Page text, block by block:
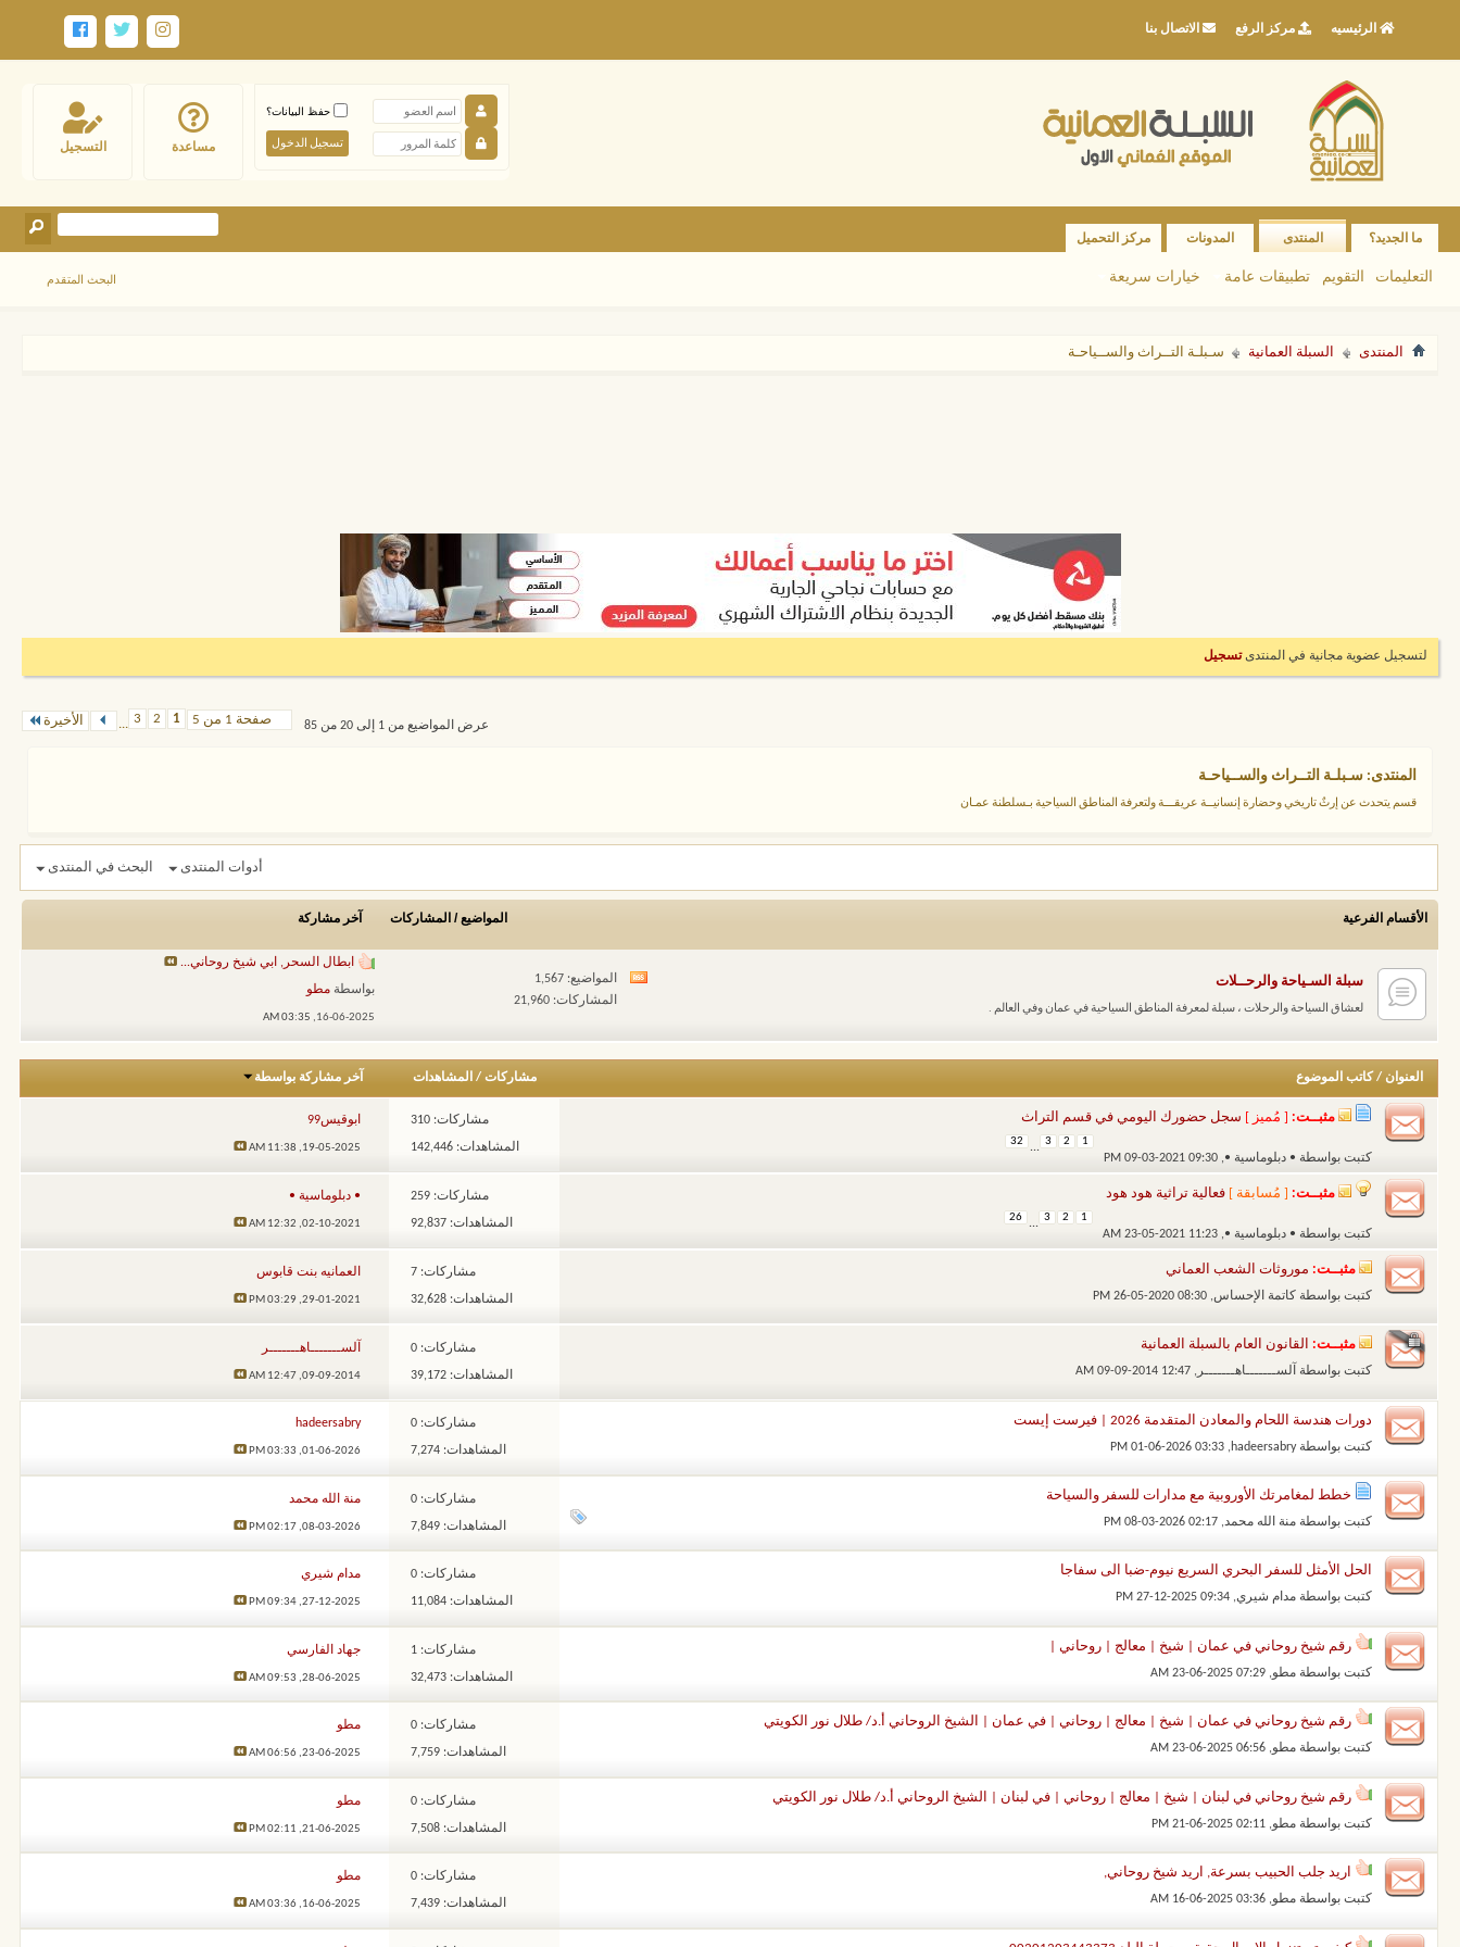
الرئيسيه مركز الرفع الاتصال بنا
التسجيل مساعدة
حفظ البيانات؟
ما الجديد؟ المنتدى
التعليمات التقويم تطبيقات عامة خيارات سريعة
المدونات مركز التحميل
البحث المتقدم
المنتدى السبلة العمانية سـبلـة التــراث والســياحـة
لتسجيل عضوية مجانية في المنتدىتسجيل
صفحة 1 من 5 1
2
3
... الأخيرة عرض المواضيع من 1 إلى 20 من 85
المنتدى: سـبلـة التــراث والســياحـة
قسم يتحدث عن إرثٌ تاريخي وحضارة إنسانيــة عريقـــة ولتعرفة المناطق السياحية بـسلطنة عمـان
أدوات المنتدى البحث في المنتدى
الأقسام الفرعية المواضيع / المشاركات آخر مشاركة
سبلة السـياحة والرحــلات
لعشاق السياحة والرحلات ، سبلة لمعرفة المناطق السياحية في عمان وفي العالم .
مشاهدة
هذا
المواضيع: 1,567
المشاركات: 21,960
ابطال السحر, ابي شيخ روحاني...
بواسطة مطو
16-06-2025,
03:35 AM
العنوان / كاتب الموضوع مشاركات/ المشاهدات آخر مشاركة بواسطة
مثبــت: [ مُميز ] سجل حضورك اليومي في قسم التراث
كتبت بواسطة • دبلوماسية •‏, 09-03-2021 09:30 PM
1
2
3
...
32
مشاركات: 310
المشاهدات: 142,446
ابوقيس99
19-05-2025,
11:38 AM
مثبــت: [ مُسابقة ] فعالية تراثية هود هود
كتبت بواسطة • دبلوماسية •‏, 23-05-2021 11:23 AM
1
2
3
...
26
مشاركات: 259
المشاهدات: 92,837
• دبلوماسية •
02-10-2021,
12:32 AM
مثبــت: موروثات الشعب العماني
كتبت بواسطة كاتمة الإحساس‏, 26-05-2020 08:30 PM
مشاركات: 7
المشاهدات: 32,628
العمانيه بنت قابوس
29-01-2021,
03:29 PM
مثبــت: القانون العام بالسبلة العمانية
كتبت بواسطة آلســـــــاهـــــــر ‏, 09-09-2014 12:47 AM
مشاركات: 0
المشاهدات: 39,172
آلســـــــاهـــــــر
09-09-2014,
12:47 AM
دورات هندسة اللحام والمعادن المتقدمة 2026 | فيرست إيست
كتبت بواسطةhadeersabry
‏, 01-06-2026 03:33 PM
مشاركات: 0
المشاهدات: 7,274
hadeersabry
01-06-2026,
03:33 PM
خطط لمغامرتك الأوروبية مع مدارات للسفر والسياحة
كتبت بواسطة منة الله محمد‏, 08-03-2026 02:17 PM
مشاركات: 0
المشاهدات: 7,849
منة الله محمد
08-03-2026,
02:17 PM
الحل الأمثل للسفر البحري السريع نيوم-ضبا الى سفاجا
كتبت بواسطة مدام شيري‏, 27-12-2025 09:34 PM
مشاركات: 0
المشاهدات: 11,084
مدام شيري
27-12-2025,
09:34 PM
رقم شيخ روحاني في عمان | شيخ | معالج | روحاني |
كتبت بواسطة مطو‏, 23-06-2025 07:29 AM
مشاركات: 1
المشاهدات: 32,473
جهاد الفارسي
28-06-2025,
09:53 AM
رقم شيخ روحاني في عمان | شيخ | معالج | روحاني | في عمان | الشيخ الروحاني أ.د/ طلال نور الكويتي
كتبت بواسطة مطو‏, 23-06-2025 06:56 AM
مشاركات: 0
المشاهدات: 7,759
مطو
23-06-2025,
06:56 AM
رقم شيخ روحاني في لبنان | شيخ | معالج | روحاني | في لبنان | الشيخ الروحاني أ.د/ طلال نور الكويتي
كتبت بواسطة مطو‏, 21-06-2025 02:11 PM
مشاركات: 0
المشاهدات: 7,508
مطو
21-06-2025,
02:11 PM
اريد جلب الحبيب بسرعة, اريد شيخ روحاني,
كتبت بواسطة مطو‏, 16-06-2025 03:36 AM
مشاركات: 0
المشاهدات: 7,439
مطو
16-06-2025,
03:36 AM